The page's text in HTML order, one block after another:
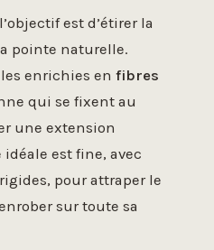
est d’étirer la
pointe naturelle.
enrichies en fibres
qui se fixent au
une extension
est fine, avec
pour attraper le
sur toute sa